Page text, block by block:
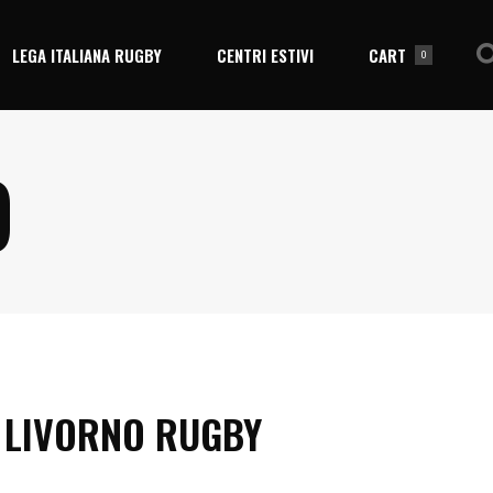
LEGA ITALIANA RUGBY CENTRI ESTIVI CART 0
LIVORNO RUGBY